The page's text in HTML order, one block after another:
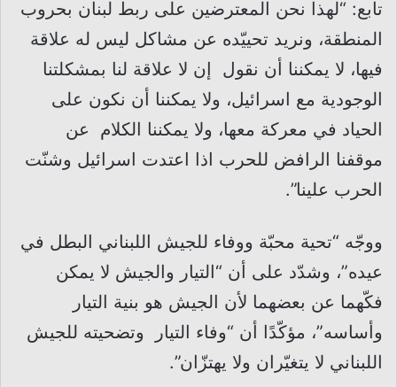
تابع: “لهذا نحن المعترضين على ربط لبنان بحروب
المنطقة، ونريد تحييّده عن مشاكل ليس له علاقة
فيها، لا يمكننا أن نقول إن لا علاقة لنا بمشكلتنا
الوجودية مع اسرائيل، ولا يمكننا أن نكون على
الحياد في معركة معها، ولا يمكننا الكلام عن
موقفنا الرافض للحرب اذا اعتدت اسرائيل وشنّت
الحرب علينا”.
ووجّه “تحية محبّة ووفاء للجيش اللبناني البطل في
عيده”، وشدّد على أن “التيار والجيش لا يمكن
فكّهما عن بعضهما لأن الجيش هو بنية التيار
وأساسه”، مؤكّدًا أن “وفاء التيار وتضحيته للجيش
اللبناني لا يتغيّران ولا يهتزّان”.